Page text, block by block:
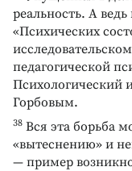
реальность. А
«Психических
педагогической
Психологический
Горбовым.
38 Вся эта борьба
«вытеснению» и
— пример